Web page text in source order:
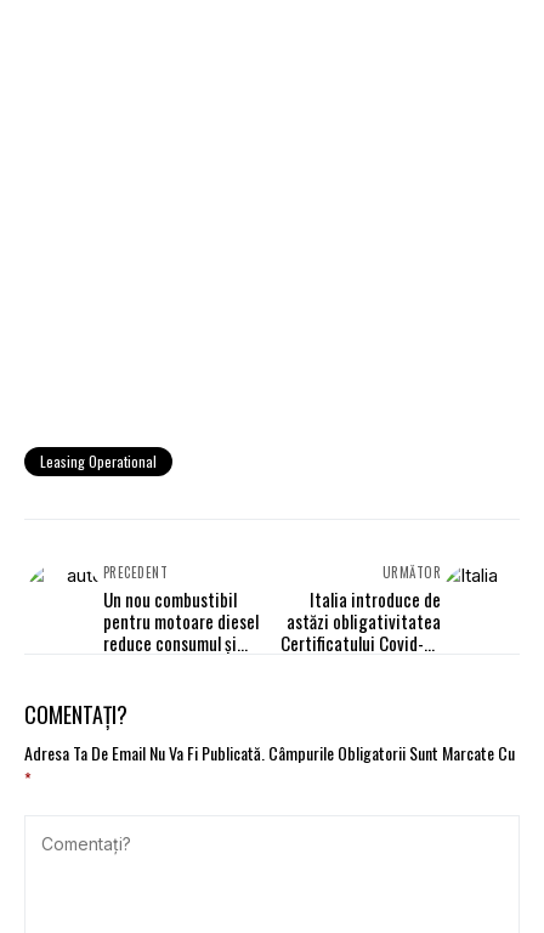
Leasing Operational
PRECEDENT
Un nou combustibil
pentru motoare diesel
reduce consumul și
URMĂTOR
Italia introduce de
astăzi obligativitatea
Certificatului Covid-19
COMENTAȚI?
Adresa Ta De Email Nu Va Fi Publicată.Câmpurile Obligatorii Sunt Marcate Cu
*